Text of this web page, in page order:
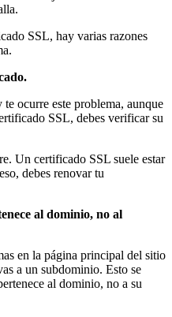
SSL, hay varias razones
ocurre este problema, aunque
SSL, debes verificar su
Un certificado SSL suele estar
debes renovar tu
al dominio, no al
en la página principal del sitio
a un subdominio. Esto se
al dominio, no a su